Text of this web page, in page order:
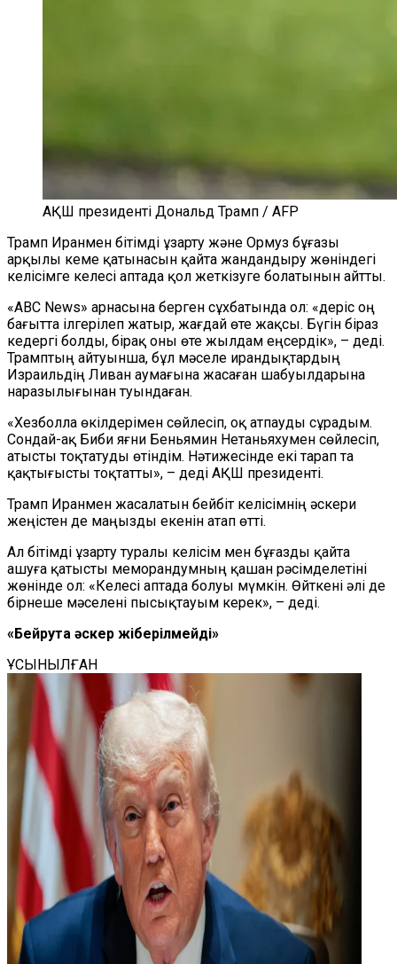
АҚШ президенті Дональд Трамп / AFP
Трамп Иранмен бітімді ұзарту және Ормуз бұғазы
арқылы кеме қатынасын қайта жандандыру жөніндегі
келісімге келесі аптада қол жеткізуге болатынын айтты.
«ABC News» арнасына берген сұхбатында ол: «Үдеріс оң
бағытта ілгерілеп жатыр, жағдай өте жақсы. Бүгін біраз
кедергі болды, бірақ оны өте жылдам еңсердік», – деді.
Трамптың айтуынша, бұл мәселе ирандықтардың
Израильдің Ливан аумағына жасаған шабуылдарына
наразылығынан туындаған.
«Хезболла өкілдерімен сөйлесіп, оқ атпауды сұрадым.
Сондай-ақ Биби яғни Беньямин Нетаньяхумен сөйлесіп,
атысты тоқтатуды өтіндім. Нәтижесінде екі тарап та
қақтығысты тоқтатты», – деді АҚШ президенті.
Трамп Иранмен жасалатын бейбіт келісімнің әскери
жеңістен де маңызды екенін атап өтті.
Ал бітімді ұзарту туралы келісім мен бұғазды қайта
ашуға қатысты меморандумның қашан рәсімделетіні
жөнінде ол: «Келесі аптада болуы мүмкін. Өйткені әлі де
бірнеше мәселені пысықтауым керек», – деді.
«Бейрутқа әскер жіберілмейді»
ҰСЫНЫЛҒАН